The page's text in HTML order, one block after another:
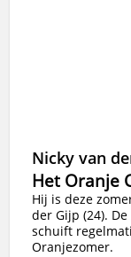
Nicky van
Het Oranje
Hij is deze
der Gijp (24).
schuift
Oranjezomer.